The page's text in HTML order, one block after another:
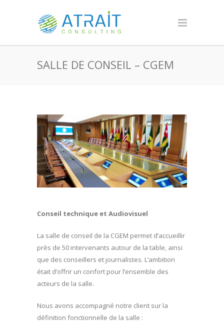
SALLE DE CONSEIL – CGEM
Conseil technique et Audiovisuel
La salle de conseil de la CGEM permet d’accueillir
près de 50 intervenants autour de la table, ainsi
que des conseillers et journalistes. L’ambition
était d’offrir un confort pour l’ensemble des
acteurs de la salle.
Nous avons accompagné notre client sur la
définition fonctionnelle de la salle :